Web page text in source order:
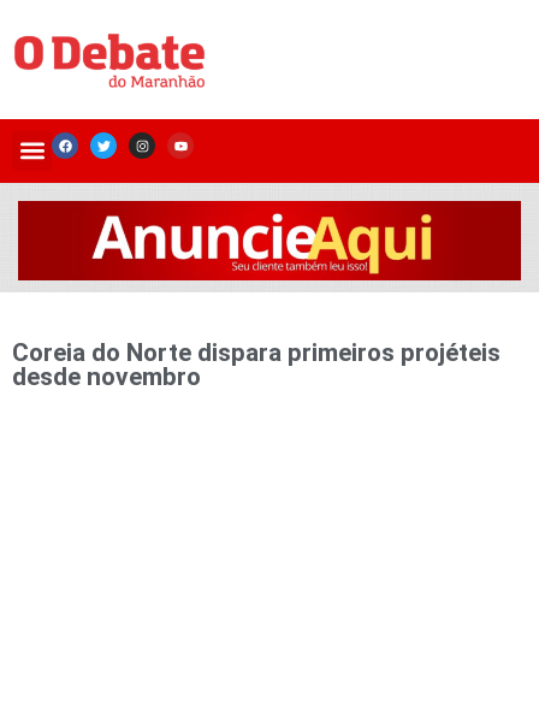
Coreia do Norte dispara primeiros projéteis
desde novembro